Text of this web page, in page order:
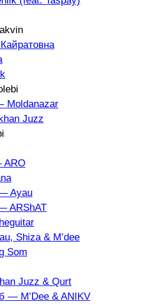
Moldanazar
Juzz
ARO
Ayau
ARShAT
Shiza & M’dee
Som
Juzz & Qurt
— M’Dee & ANIKV